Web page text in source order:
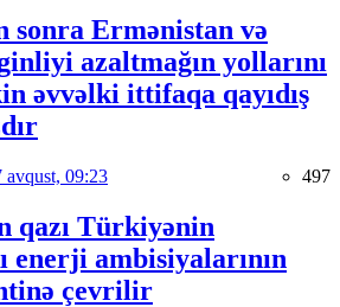
sonra Ermənistan və
azaltmağın yollarını
əvvəlki ittifaqa qayıdış
avqust, 09:23 497
qazı Türkiyənin
enerji ambisiyalarının
çevrilir